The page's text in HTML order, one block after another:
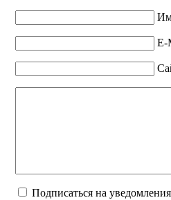
E-
Подписаться на